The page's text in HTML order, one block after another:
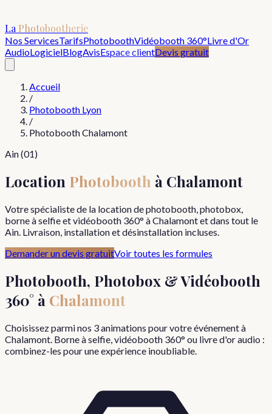
La Photobootherie
Nos ServicesTarifsPhotoboothVidéobooth 360°Livre d'Or
AudioLogicielBlogAvisEspace clientDevis gratuit
Accueil
/
Photobooth Lyon
/
PhotoboothChalamont
Ain(01)
Location Photobooth à Chalamont
Votre spécialiste de la location de photobooth, photobox,
borne à selfie et vidéobooth 360° àChalamontet dans tout le
Ain. Livraison, installation et désinstallation incluses.
Demander un devis gratuitVoir toutes les formules
Photobooth, Photobox & Vidéobooth
360° à Chalamont
Choisissez parmi nos 3 animations pour votre événement à
Chalamont . Borne à selfie, vidéobooth 360° ou livre d'or audio :
combinez-les pour une expérience inoubliable.